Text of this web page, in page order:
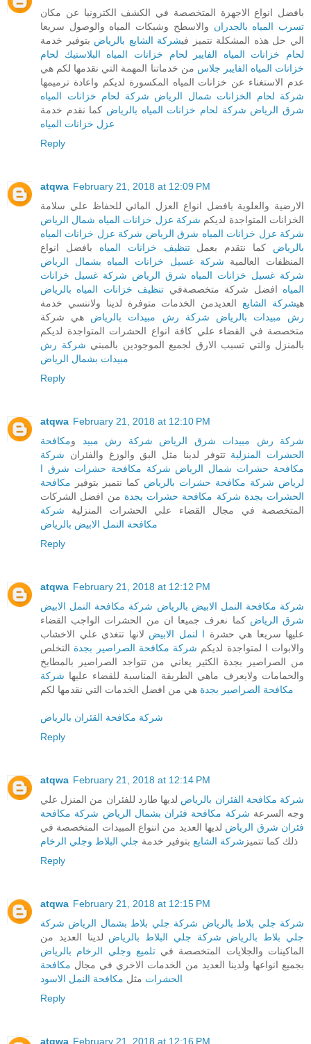
بافضل انواع الاجهزة المتخصصة في الكشف الكترونيا عن مكان
تسرب المياه بالجدران والاسطح وشبكات المياه والوصول سريعا
الي حل هذه المشكلة نتميز فيشركة الشايع بالرياض بتوفير خدمة
لحام خزانات المياه الفايبر
لحام خزانات المياه البلاستيك
لحام
خزانات المياه الفايبر جلاس من خدماتنا المهمة التي نقدمها لكم هي
عدم الاستغناء عن خزانات المياه المكسورة لديكم واعادة ترميمها
شركة لحام الخزانات شمال الرياض شركة لحام خزانات المياه
شرق الرياض شركة لحام خزانات المياه بالرياض كما نقدم خدمة
عزل خزانات المياه
Reply
atqwa February 21, 2018 at 12:09 PM
الارضية والعلوية بافضل انواع العزل المائي للحفاظ علي سلامة
الخزانات المتواجدة لديكم شركة عزل خزانات المياه شمال الرياض
شركة عزل خزانات المياه شرق الرياض شركة عزل خزانات المياه
بالرياض كما نتقدم بعملتنظيف خزانات المياه بافضل انواع
المنظفات العالمية شركة غسيل خزانات المياه بشمال الرياض
شركة غسيل خزانات المياه شرق الرياض شركة غسيل خزانات
المياه افضل شركة متخصصةفي تنظيف خزانات المياه بالرياض
هيشركة الشايعالعديدمن الخدمات متوفرة لدينا ولاننسي خدمة
رش مبيدات بالرياض
شركة رش مبيدات بالرياض هي شركة
متخصصة في القضاء علي كافة انواع الحشرات المتواجدة لديكم
بالمنزل والتي تسبب الارق لجميع الموجودين بالمبني شركة رش
مبيدات بشمال الرياض
Reply
atqwa February 21, 2018 at 12:10 PM
شركة رش مبيدات شرق الرياض
شركة رش مبيد ومكافحة
الحشرات المنزلية تتوفر لدينا مثل البق والوزغ والفئران شركة
مكافحة حشرات شمال الرياض شركة مكافحة حشرات شرق ا
لرياض شركة مكافحة حشرات بالرياض كما نتميز بتوفير مكافحة
الحشرات بجدة شركة مكافحة حشرات بجدة من افضل الشركات
المتخصصة في مجال القضاء علي الحشرات المنزلية شركة
مكافحة النمل الابيض بالرياض
Reply
atqwa February 21, 2018 at 12:12 PM
شركة مكافحة النمل الابيض بالرياض شركة مكافحة النمل الابيض
شرق الرياض كما نعرف جميعا ان من الحشرات الواجب القضاء
عليها سريعا هي حشرة ا لنمل الابيض لانها تتغذي علي الاخشاب
والابوات ا لمتواجدة لديكم شركة مكافحة الصراصير بجدة التخلص
من الصراصير بجدة الكثير يعاني من تتواجد الصراصير بالمطابخ
والحمامات ولايعرف ماهي الطريقة المناسبة للقضاء عليها شركة
مكافحة الصراصير بجدة هي من افضل الخدمات التي نقدمها لكم
شركة مكافحة القئران بالرياض
Reply
atqwa February 21, 2018 at 12:14 PM
شركة مكافحة الفئران بالرياض لديها طارد للفئران من المنزل علي
وجه السرعة شركة مكافحة فئران بشمال الرياض شركة مكافحة
فئران شرق الرياض لديها العديد من اننواع المبيدات المتخصصة في
ذلك كما تتميز شركة الشايع بتوفير خدمة جلي البلاط وجلي الرخام
Reply
atqwa February 21, 2018 at 12:15 PM
شركة جلي بلاط بالرياض شركة جلي بلاط بشمال الرياض شركة
جلي بلاط بالرياض شركة جلي البلاط بالرياض لدينا العديد من
الماكينات والجلايات المتخصصة فيتلميع وجلي الرخام بالرياض
بجميع انواعها ولدينا العديد من الخدمات الاخري في مجال مكافحة
الحشرات مثل مكافحة النمل الاسود
Reply
atqwa February 21, 2018 at 12:16 PM